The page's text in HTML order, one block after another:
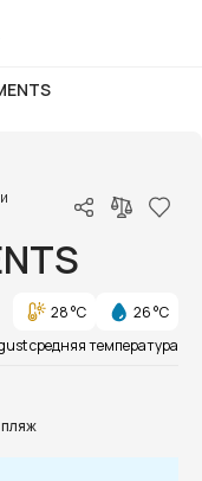
28 °C
26 °C
средняя температура